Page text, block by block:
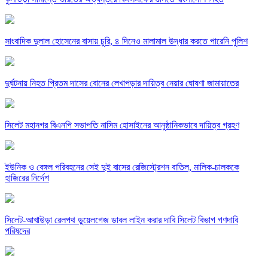
সাংবাদিক দুলাল হোসেনের বাসায় চুরি, ৪ দিনেও মালামাল উদ্ধার করতে পারেনি পুলিশ
দুর্ঘটনায় নিহত প্রিতম দাসের বোনের লেখাপড়ার দায়িত্ব নেয়ার ঘোষণা জামায়াতের
সিলেট মহানগর বিএনপি সভাপতি নাসিম হোসাইনের আনুষ্ঠানিকভাবে দায়িত্ব গ্রহণ
ইউনিক ও বেঙ্গল পরিবহনের সেই দুই বাসের রেজিস্ট্রেশন বাতিল, মালিক-চালককে
হাজিরের নির্দেশ
সিলেট-আখাউড়া রেলপথ ডুয়েলগেজ ডাবল লাইন করার দাবি সিলেট বিভাগ গণদাবি
পরিষদের